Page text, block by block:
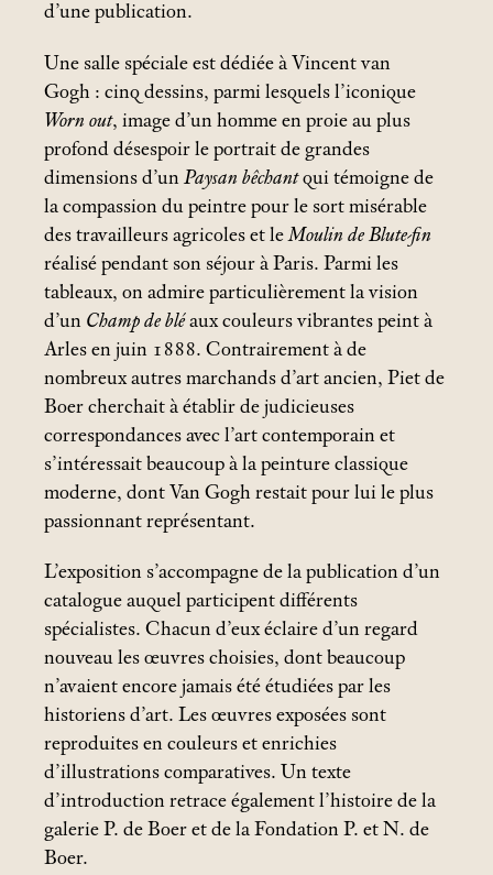
d’une publication.
Une salle spéciale est dédiée à Vincent van
Gogh : cinq dessins, parmi lesquels l’iconique
Worn out, image d’un homme en proie au plus
profond désespoir le portrait de grandes
dimensions d’un Paysan bêchantqui témoigne de
la compassion du peintre pour le sort misérable
des travailleurs agricoles et leMoulin de Blute-fin
réalisé pendant son séjour à Paris. Parmi les
tableaux, on admire particulièrement la vision
d’un Champ de bléaux couleurs vibrantes peint à
Arles en juin 1888. Contrairement à de
nombreux autres marchands d’art ancien, Piet de
Boer cherchait à établir de judicieuses
correspondances avec l’art contemporain et
s’intéressait beaucoup à la peinture classique
moderne, dont Van Gogh restait pour lui le plus
passionnant représentant.
L’exposition s’accompagne de la publication d’un
catalogue auquel participent différents
spécialistes. Chacun d’eux éclaire d’un regard
nouveau les œuvres choisies, dont beaucoup
n’avaient encore jamais été étudiées par les
historiens d’art. Les œuvres exposées sont
reproduites en couleurs et enrichies
d’illustrations comparatives. Un texte
d’introduction retrace également l’histoire de la
galerie P. de Boer et de la Fondation P. et N. de
Boer.